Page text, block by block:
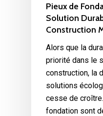
Pieux de
Solution
Construction
Alors que la
priorité dans le
construction, la
solutions
cesse de
fondation sont